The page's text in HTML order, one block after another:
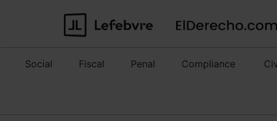
Social Fiscal Penal Compliance